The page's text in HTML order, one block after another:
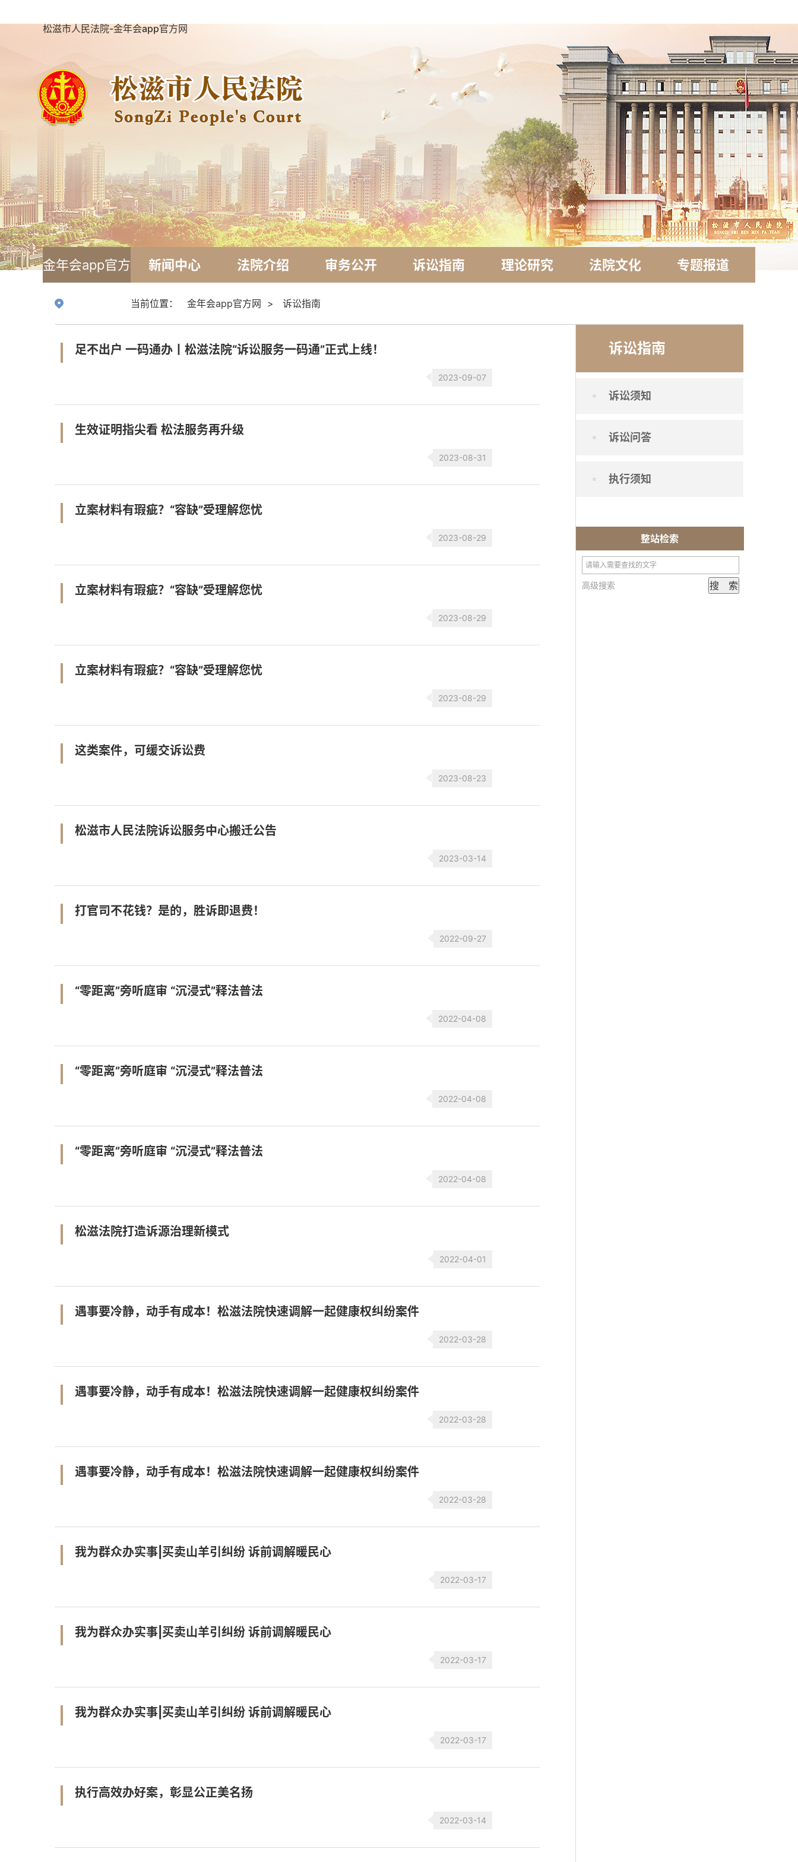
松滋市人民法院-金年会app官方网
金年会app官方 新闻中心 法院介绍 审务公开 诉讼指南 理论研究 法院文化 专题报道
当前位置： 金年会app官方网 > 诉讼指南
诉讼指南
诉讼须知
诉讼问答
执行须知
整站检索
高级搜索
足不出户 一码通办丨松滋法院“诉讼服务一码通”正式上线！
2023-09-07
生效证明指尖看 松法服务再升级
2023-08-31
立案材料有瑕疵？“容缺”受理解您忧
2023-08-29
立案材料有瑕疵？“容缺”受理解您忧
2023-08-29
立案材料有瑕疵？“容缺”受理解您忧
2023-08-29
这类案件，可缓交诉讼费
2023-08-23
松滋市人民法院诉讼服务中心搬迁公告
2023-03-14
打官司不花钱？是的，胜诉即退费！
2022-09-27
“零距离”旁听庭审 “沉浸式”释法普法
2022-04-08
“零距离”旁听庭审 “沉浸式”释法普法
2022-04-08
“零距离”旁听庭审 “沉浸式”释法普法
2022-04-08
松滋法院打造诉源治理新模式
2022-04-01
遇事要冷静，动手有成本！松滋法院快速调解一起健康权纠纷案件
2022-03-28
遇事要冷静，动手有成本！松滋法院快速调解一起健康权纠纷案件
2022-03-28
遇事要冷静，动手有成本！松滋法院快速调解一起健康权纠纷案件
2022-03-28
我为群众办实事|买卖山羊引纠纷 诉前调解暖民心
2022-03-17
我为群众办实事|买卖山羊引纠纷 诉前调解暖民心
2022-03-17
我为群众办实事|买卖山羊引纠纷 诉前调解暖民心
2022-03-17
执行高效办好案，彰显公正美名扬
2022-03-14